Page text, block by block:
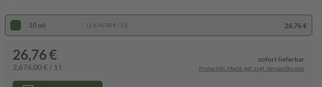
10 ml (2.676,00 € / 1 l) 26,76 €
26,76 €
2.676,00 € / 1 l
sofort lieferbar
Preise inkl. MwSt. ggf. zzgl. Versandkosten